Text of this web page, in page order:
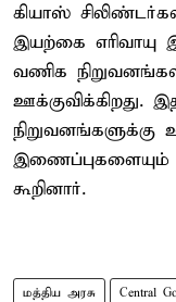
கியாஸ்
இயற்கை எரிவாயு
வணிக
ஊக்குவிக்கிறது.
இணைப்புகளையும்
கூறினார்.
மத்திய அரசு Central